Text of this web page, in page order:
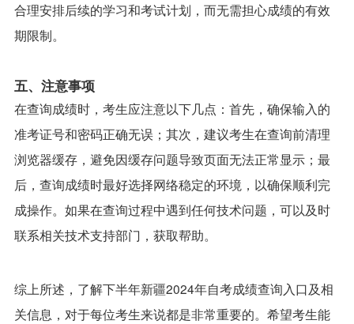
合理安排后续的学习和考试计划，而无需担心成绩的有效
期限制。
五、注意事项
在查询成绩时，考生应注意以下几点：首先，确保输入的
准考证号和密码正确无误；其次，建议考生在查询前清理
浏览器缓存，避免因缓存问题导致页面无法正常显示；最
后，查询成绩时最好选择网络稳定的环境，以确保顺利完
成操作。如果在查询过程中遇到任何技术问题，可以及时
联系相关技术支持部门，获取帮助。
综上所述，了解下半年新疆2024年自考成绩查询入口及相
关信息，对于每位考生来说都是非常重要的。希望考生能